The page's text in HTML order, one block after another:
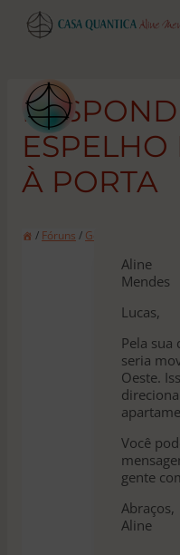
Pular
para
ESPELHO
À PORTA
/ Fóruns / Geral
Aline
Mendes
Lucas,
Pela sua
seria
Oeste.
Você
gente
Abraços,
Aline